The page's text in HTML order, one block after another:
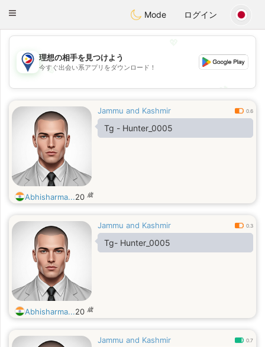
PhilippinesChat
Toggle
Mode ログイン
💖
💕
理想の相手を見つけよう
今すぐ出会い系アプリをダウンロード！
Jammu and Kashmir 0.6
Tg - Hunter_0005
Abhisharma...20 歳
Jammu and Kashmir 0.3
Tg- Hunter_0005
Abhisharma...20 歳
Jammu and Kashmir 0.7